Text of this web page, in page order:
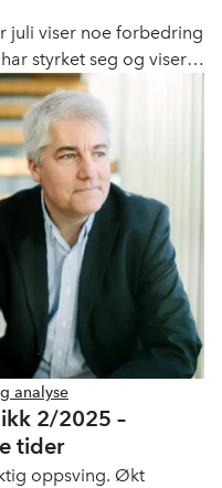
juli viser noe forbedring
styrket seg og viser
Det er
analyse
2/2025 –
tider
oppsving. Økt